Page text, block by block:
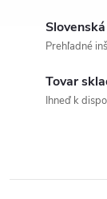
p
Prehľadné
Tovar
Ihneď k